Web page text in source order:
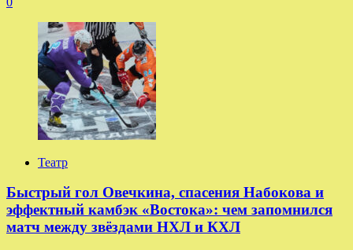
Театр
Быстрый гол Овечкина, спасения Набокова и
эффектный камбэк «Востока»: чем запомнился
матч между звёздами НХЛ и КХЛ